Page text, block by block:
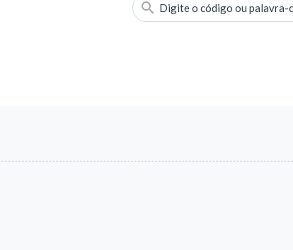
Digite o código ou palavra-